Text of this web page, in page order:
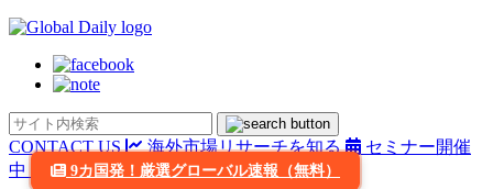
CONTACT US 海外市場リサーチを知る
セミナー開催
中
9カ国発！厳選グローバル速報（無料）